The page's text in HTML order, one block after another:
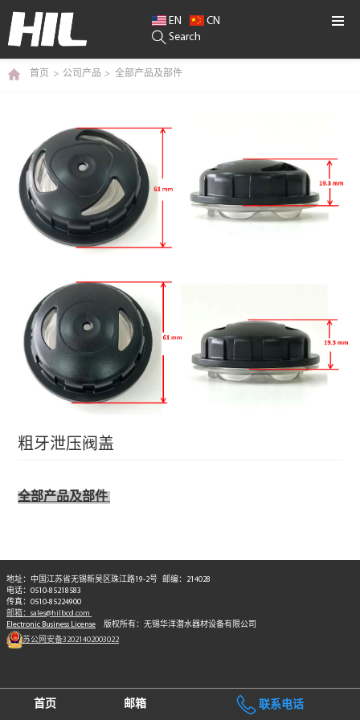
EN
CN
Search
首页 > 公司产品 > 全部产品及部件
粗牙泄压阀盖
全部产品及部件
地址：中国江苏省无锡新吴区珠江路19-2号 邮编：214028
电话：0510-85218583
传真：0510-85224900
邮箱：sales@hilbcd.com
Electronic Business License 版权所有：无锡华洋潜水器材设备有限公司
苏公网安备32021402003022
联系电话
首页 邮箱